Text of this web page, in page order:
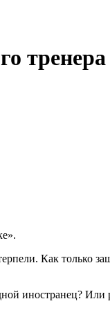
Как только
иностранец?